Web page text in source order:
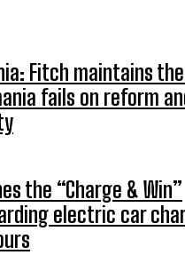
Fitch maintains
fails on reform
the “Charge & Win”
electric car